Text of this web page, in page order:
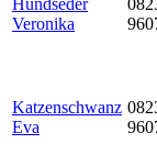
Hundseder
Veronika
Katzenschwanz
Eva